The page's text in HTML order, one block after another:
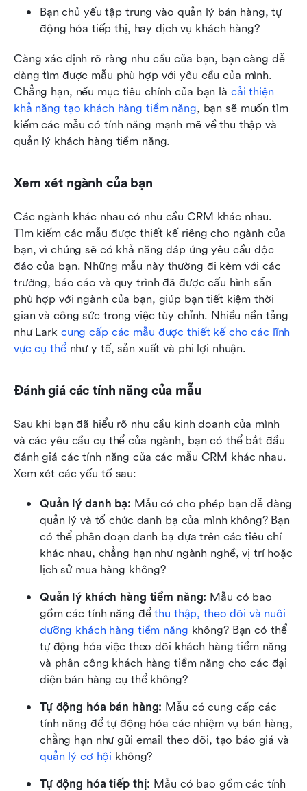
Bạn chủ yếu tập trung vào quản lý bán hàng, tự
động hóa tiếp thị, hay dịch vụ khách hàng?
Càng xác định rõ ràng nhu cầu của bạn, bạn càng dễ
dàng tìm được mẫu phù hợp với yêu cầu của mình.
Chẳng hạn, nếu mục tiêu chính của bạn là cải thiện
khả năng tạo khách hàng tiềm năng, bạn sẽ muốn tìm
kiếm các mẫu có tính năng mạnh mẽ về thu thập và
quản lý khách hàng tiềm năng.
Xem xét ngành của bạn
Các ngành khác nhau có nhu cầu CRM khác nhau.
Tìm kiếm các mẫu được thiết kế riêng cho ngành của
bạn, vì chúng sẽ có khả năng đáp ứng yêu cầu độc
đáo của bạn. Những mẫu này thường đi kèm với các
trường, báo cáo và quy trình đã được cấu hình sẵn
phù hợp với ngành của bạn, giúp bạn tiết kiệm thời
gian và công sức trong việc tùy chỉnh. Nhiều nền tảng
như Lark cung cấp các mẫu được thiết kế cho các lĩnh
vực cụ thể như y tế, sản xuất và phi lợi nhuận.
Đánh giá các tính năng của mẫu
Sau khi bạn đã hiểu rõ nhu cầu kinh doanh của mình
và các yêu cầu cụ thể của ngành, bạn có thể bắt đầu
đánh giá các tính năng của các mẫu CRM khác nhau.
Xem xét các yếu tố sau:
Quản lý danh bạ: Mẫu có cho phép bạn dễ dàng
quản lý và tổ chức danh bạ của mình không? Bạn
có thể phân đoạn danh bạ dựa trên các tiêu chí
khác nhau, chẳng hạn như ngành nghề, vị trí hoặc
lịch sử mua hàng không?
Quản lý khách hàng tiềm năng: Mẫu có bao
gồm các tính năng để thu thập, theo dõi và nuôi
dưỡng khách hàng tiềm năng không? Bạn có thể
tự động hóa việc theo dõi khách hàng tiềm năng
và phân công khách hàng tiềm năng cho các đại
diện bán hàng cụ thể không?
Tự động hóa bán hàng: Mẫu có cung cấp các
tính năng để tự động hóa các nhiệm vụ bán hàng,
quản lý cơ hội không?
Tự động hóa tiếp thị: Mẫu có bao gồm các tính